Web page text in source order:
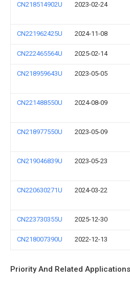
CN218514902U 2023-02-24
CN221962425U 2024-11-08
CN222465564U 2025-02-14
CN218959643U 2023-05-05
CN221488550U 2024-08-09
CN218977550U 2023-05-09
CN219046839U 2023-05-23
CN220630271U 2024-03-22
CN223730355U 2025-12-30
CN218007390U 2022-12-13
Priority And Related Applications